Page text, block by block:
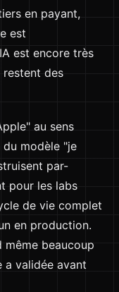
en payant,
est
est encore très
des
au sens
modèle "je
par-
pour les labs
de vie complet
en production.
même beaucoup
a validée avant